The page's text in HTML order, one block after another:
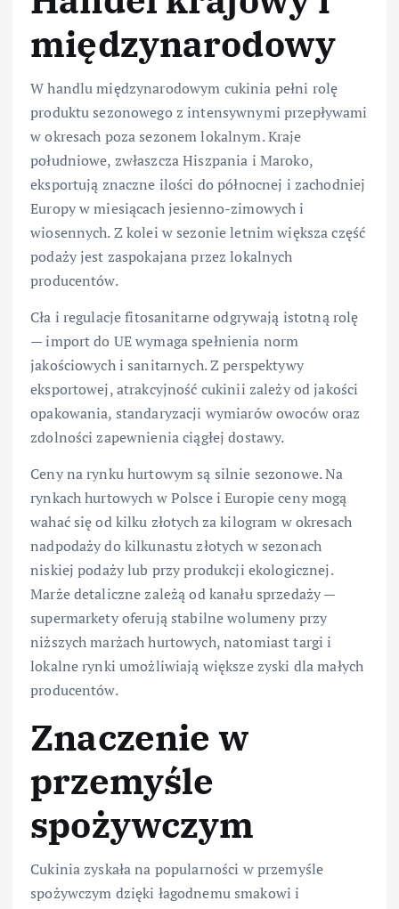
międzynarodowy
W handlu międzynarodowym cukinia pełni rolę
produktu sezonowego z intensywnymi przepływami
w okresach poza sezonem lokalnym. Kraje
południowe, zwłaszcza Hiszpania i Maroko,
eksportują znaczne ilości do północnej i zachodniej
Europy w miesiącach jesienno-zimowych i
wiosennych. Z kolei w sezonie letnim większa część
podaży jest zaspokajana przez lokalnych
producentów.
Cła i regulacje fitosanitarne odgrywają istotną rolę
— import do UE wymaga spełnienia norm
jakościowych i sanitarnych. Z perspektywy
eksportowej, atrakcyjność cukinii zależy od jakości
opakowania, standaryzacji wymiarów owoców oraz
zdolności zapewnienia ciągłej dostawy.
Ceny na rynku hurtowym są silnie sezonowe. Na
rynkach hurtowych w Polsce i Europie ceny mogą
wahać się od kilku złotych za kilogram w okresach
nadpodaży do kilkunastu złotych w sezonach
niskiej podaży lub przy produkcji ekologicznej.
Marże detaliczne zależą od kanału sprzedaży —
supermarkety oferują stabilne wolumeny przy
niższych marżach hurtowych, natomiast targi i
lokalne rynki umożliwiają większe zyski dla małych
producentów.
Znaczenie w
przemyśle
spożywczym
Cukinia zyskała na popularności w przemyśle
spożywczym dzięki łagodnemu smakowi i